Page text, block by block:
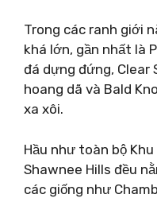
Trong các ranh giới
khá lớn, gần nhất là
đá dựng đứng, Clear
hoang dã và Bald
xa xôi.
Hầu như toàn bộ
Shawnee Hills đều
các giống như